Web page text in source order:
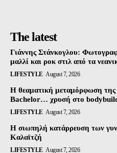
The latest
Γιάννης Στάνκογλου:
μαλλί και ροκ στιλ από τα
LIFESTYLE August 7, 2026
Η θεαματική μεταμόρφωση
Bachelor… χρυσή στο
LIFESTYLE August 7, 2026
Η σιωπηλή κατάρρευση των
Καλαϊτζή
LIFESTYLE August 7, 2026